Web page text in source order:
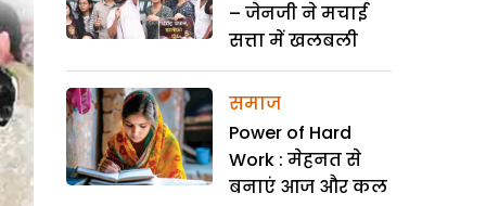
– जेनजी ने मचाई
सत्ता में खलबली
समाज
Power of Hard
Work : मेहनत से
बनाएं आज और कल